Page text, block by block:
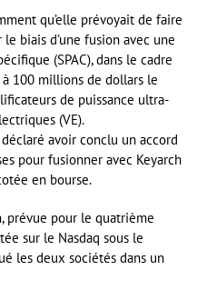
qu’elle prévoyait de faire
biais d’une fusion avec une
(SPAC), dans le cadre
100 millions de dollars le
de puissance ultra-
(VE).
avoir conclu un accord
pour fusionner avec Keyarch
en bourse.
prévue pour le quatrième
sur le Nasdaq sous le
les deux sociétés dans un